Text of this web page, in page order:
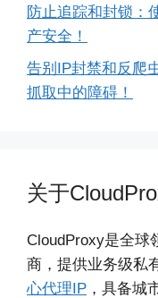
防止追踪和封锁：
产安全！
告别IP封禁和反爬
抓取中的障碍！
关于
CloudProxy是全球
商，提供业务级私
心代理IP ，具备城